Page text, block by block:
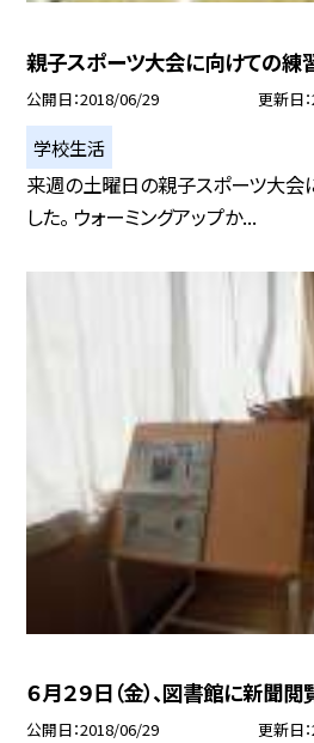
親子スポーツ大会に向けての練
公開日 2018/06/29 更新日
学校生活
来週の土曜日の親子スポーツ大会
した。 ウォーミングアップか...
６月２９日（金）、図書館に新聞閲
公開日 2018/06/29 更新日